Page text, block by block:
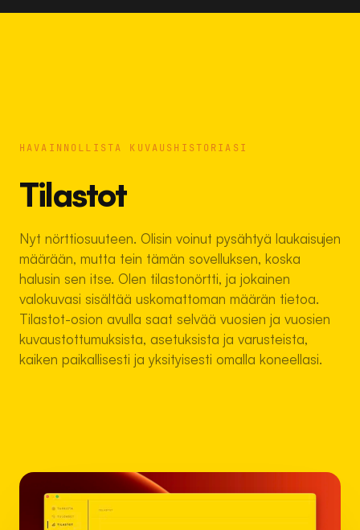
HAVAINNOLLISTA KUVAUSHISTORIASI
Tilastot
Nyt nörttiosuuteen. Olisin voinut pysähtyä laukaisujen
määrään, mutta tein tämän sovelluksen, koska
halusin sen itse. Olen tilastonörtti, ja jokainen
valokuvasi sisältää uskomattoman määrän tietoa.
Tilastot-osion avulla saat selvää vuosien ja vuosien
kuvaustottumuksista, asetuksista ja varusteista,
kaiken paikallisesti ja yksityisesti omalla koneellasi.